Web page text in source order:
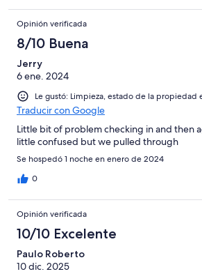
Opinión verificada
8/10 Buena
Jerry
6 ene. 2024
Le gustó: Limpieza, estado de la propiedad
Traducir con Google
Little bit of problem checking in and then
little confused but we pulled through
Se hospedó 1 noche en enero de 2024
0
Opinión verificada
10/10 Excelente
Paulo Roberto
10 dic. 2025